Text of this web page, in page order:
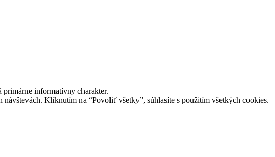
informatívny charakter.
Kliknutím na “Povoliť všetky”, súhlasíte s použitím všetkých cookies.